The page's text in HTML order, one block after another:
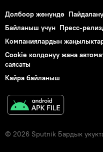
Долбоор жөнүндө
Байланыш үчүн Пресс-
Компаниялардын
Cookie колдонуу жана
саясаты
Кайра байланыш
© 2026 Sputnik Бардык